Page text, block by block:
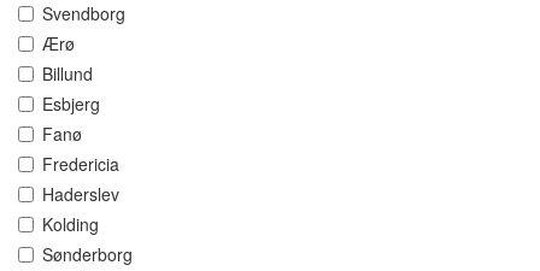
Svendborg
Ærø
Billund
Esbjerg
Fanø
Fredericia
Haderslev
Kolding
Sønderborg